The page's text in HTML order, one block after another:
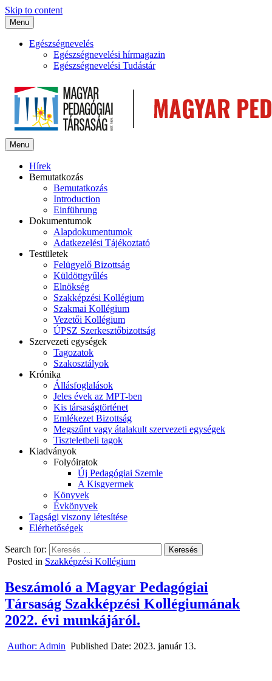
Skip to content
Menu
Egészségnevelés
Egészségnevelési hírmagazin
Egészségnevelési Tudástár
Menu
Hírek
Bemutatkozás
Bemutatkozás
Introduction
Einführung
Dokumentumok
Alapdokumentumok
Adatkezelési Tájékoztató
Testületek
Felügyelő Bizottság
Küldöttgyűlés
Elnökség
Szakképzési Kollégium
Szakmai Kollégium
Vezetői Kollégium
ÚPSZ Szerkesztőbizottság
Szervezeti egységek
Tagozatok
Szakosztályok
Krónika
Állásfoglalások
Jeles évek az MPT-ben
Kis társaságtörténet
Emlékezet Bizottság
Megszűnt vagy átalakult szervezeti egységek
Tiszteletbeli tagok
Kiadványok
Folyóiratok
Új Pedagógiai Szemle
A Kisgyermek
Könyvek
Évkönyvek
Tagsági viszony létesítése
Elérhetőségek
Search for:
Posted in Szakképzési Kollégium
Beszámoló a Magyar Pedagógiai
Társaság Szakképzési Kollégiumának
2022. évi munkájáról.
Author: Admin Published Date: 2023. január 13.